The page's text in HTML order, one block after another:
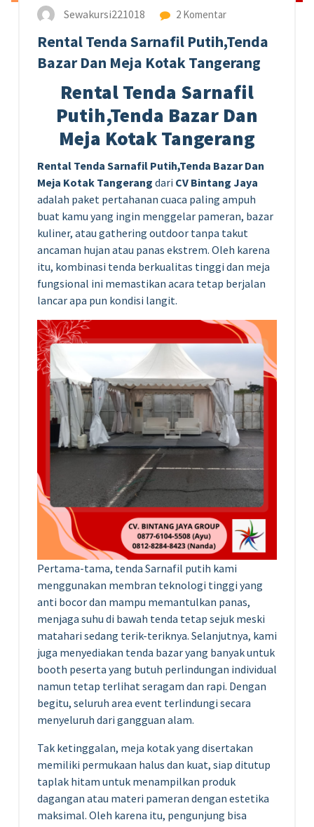
Sewakursi221018 2 Komentar
Rental Tenda Sarnafil Putih,Tenda
Bazar Dan Meja Kotak Tangerang
Rental Tenda Sarnafil
Putih,Tenda Bazar Dan
Meja Kotak Tangerang
Rental Tenda Sarnafil Putih,Tenda Bazar Dan
Meja Kotak Tangerang dari CV Bintang Jaya
adalah paket pertahanan cuaca paling ampuh
buat kamu yang ingin menggelar pameran, bazar
kuliner, atau gathering outdoor tanpa takut
ancaman hujan atau panas ekstrem. Oleh karena
itu, kombinasi tenda berkualitas tinggi dan meja
fungsional ini memastikan acara tetap berjalan
lancar apa pun kondisi langit.
Pertama-tama, tenda Sarnafil putih kami
menggunakan membran teknologi tinggi yang
anti bocor dan mampu memantulkan panas,
menjaga suhu di bawah tenda tetap sejuk meski
matahari sedang terik-teriknya. Selanjutnya, kami
juga menyediakan tenda bazar yang banyak untuk
booth peserta yang butuh perlindungan individual
namun tetap terlihat seragam dan rapi. Dengan
begitu, seluruh area event terlindungi secara
menyeluruh dari gangguan alam.
Tak ketinggalan, meja kotak yang disertakan
memiliki permukaan halus dan kuat, siap ditutup
taplak hitam untuk menampilkan produk
dagangan atau materi pameran dengan estetika
maksimal. Oleh karena itu, pengunjung bisa